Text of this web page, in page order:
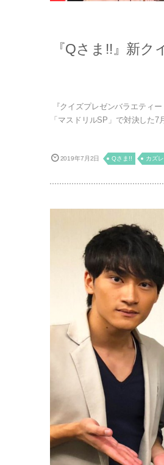
『Qさま!!』新
『クイズプレゼンバラエティ
「マスドリルSP」で対決した
2019年7月2日 Qさま!! カズ